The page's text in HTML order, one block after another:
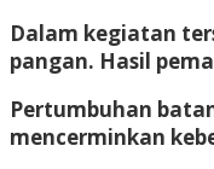
Dalam kegiatan
pangan. Hasil
Pertumbuhan
mencerminkan